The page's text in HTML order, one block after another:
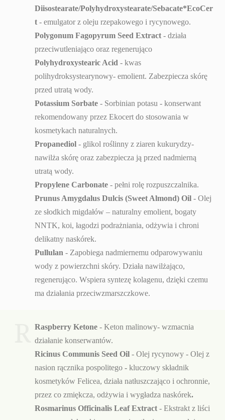
Diisostearate/Polyhydroxystearate/Sebacate*EcoCer
t - emulgator z oleju rzepakowego i rycynowego.
Polygonum Fagopyrum Seed Extract - działa
przeciwutleniająco oraz regenerująco
Polyhydroxystearic Acid - kwas
polihydroksystearynowy- emolient. Zabezpiecza skórę
przed utratą wody.
Potassium Sorbate - Sorbinian potasu - konserwant
rekomendowany przez Ekocert do stosowania w
kosmetykach naturalnych.
Propanediol - glikol roślinny z ziaren kukurydzy-
nawilża skórę oraz zabezpiecza ją przed nadmierną
utratą wody.
Propylene Carbonate - pełni rolę rozpuszczalnika.
Prunus Amygdalus Dulcis (Sweet Almond) Oil - Olej
ze słodkich migdałów – naturalny emolient, bogaty
NNTK, koi, łagodzi podrażniania, odżywia i chroni
delikatny naskórek.
Pullulan - Zapobiega nadmiernemu odparowywaniu
wody z powierzchni skóry. Działa nawilżająco,
regenerująco. Wspiera syntezę kolagenu, dzięki czemu
ma działania przeciwzmarszczkowe.
Raspberry Ketone - Keton malinowy- wzmacnia
działanie konserwantów.
Ricinus Communis Seed Oil - Olej rycynowy - Olej z
nasion rącznika pospolitego - kluczowy składnik
kosmetyków Felicea, działa natłuszczająco i ochronnie,
przez co zmiękcza, odżywia i wygładza naskórek.
Rosmarinus Officinalis Leaf Extract - Ekstrakt z liści